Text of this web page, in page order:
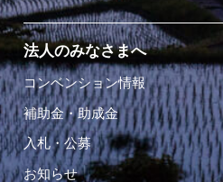
法人のみなさまへ
コンベンション情報
補助金・助成金
入札・公募
お知らせ